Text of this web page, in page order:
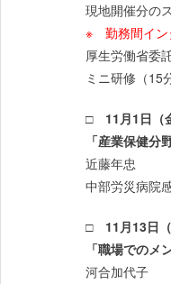
現地開催分の
※ 勤務間イン
厚生労働省委
ミニ研修（15
□ 11月1日（
「産業保健分
近藤年忠
中部労災病院
□ 11月13日
「職場でのメ
河合加代子